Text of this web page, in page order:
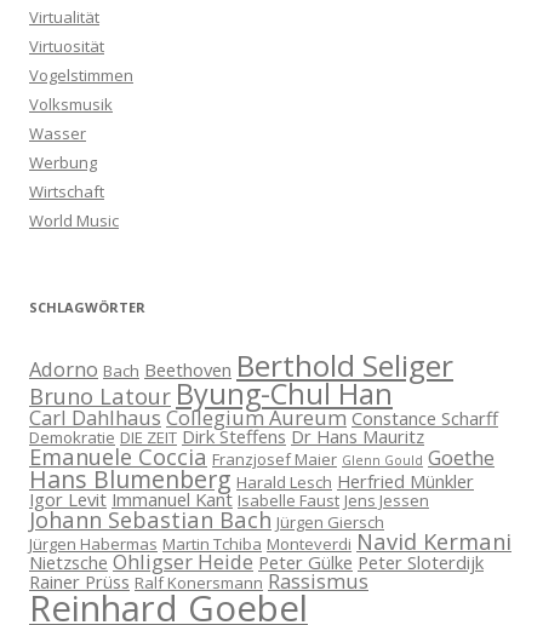
Virtualität
Virtuosität
Vogelstimmen
Volksmusik
Wasser
Werbung
Wirtschaft
World Music
SCHLAGWÖRTER
Adorno Bach Beethoven Berthold Seliger
Bruno Latour Byung-Chul Han
Carl Dahlhaus Collegium Aureum Constance Scharff
Demokratie DIE ZEIT Dirk Steffens Dr Hans Mauritz
Emanuele Coccia Franzjosef Maier Glenn Gould Goethe
Hans Blumenberg Harald Lesch Herfried Münkler
Igor Levit Immanuel Kant Isabelle Faust Jens Jessen
Johann Sebastian Bach Jürgen Giersch
Jürgen Habermas Martin Tchiba Monteverdi Navid Kermani
Nietzsche Ohligser Heide Peter Gülke Peter Sloterdijk
Rainer Prüss Ralf Konersmann Rassismus
Reinhard Goebel